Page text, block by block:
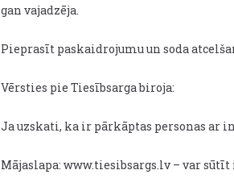
gan vajadzēja.
Pieprasīt paskaidrojumu un soda
Vērsties pie Tiesībsarga biroja:
Ja uzskati, ka ir pārkāptas personas ar
Mājaslapa: www.tiesibsargs.lv – var